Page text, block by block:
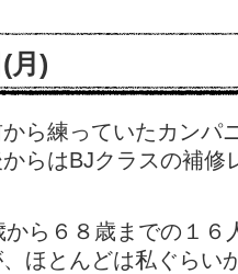
月)
ら練っていたカンパ
らはBJクラスの補修
ら６８歳までの１６
ほとんどは私ぐらい